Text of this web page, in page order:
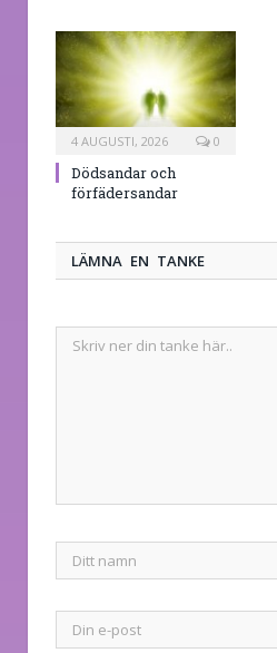
4 AUGUSTI, 2026 0
Dödsandar och
förfädersandar
LÄMNA EN TANKE